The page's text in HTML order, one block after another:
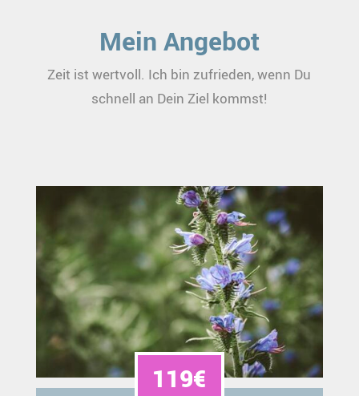
Mein Angebot
Zeit ist wertvoll. Ich bin zufrieden, wenn Du
schnell an Dein Ziel kommst!
119€